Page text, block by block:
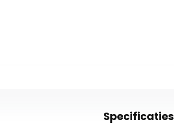
Specificaties